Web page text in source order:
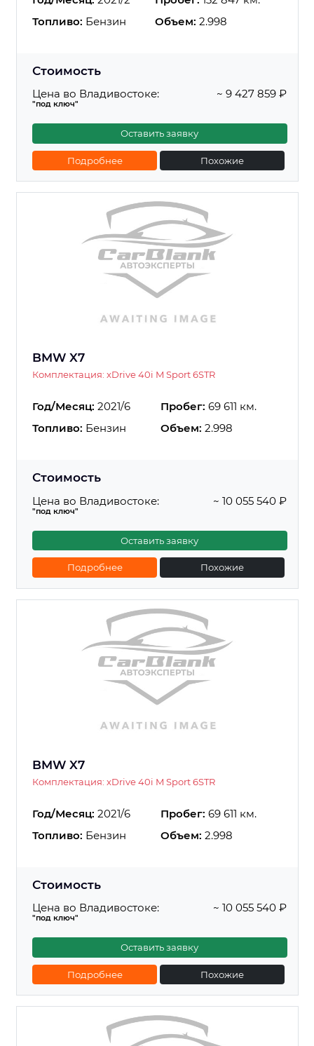
Топливо: Бензин Объем: 2.998
Стоимость
Цена во Владивостоке:
"под ключ"
~ 9 427 859 ₽
Оставить заявку
Подробнее Похожие
BMW X7
Комплектация: xDrive 40i M Sport 6STR
Год/Месяц: 2021/6 Пробег: 69 611 км.
Топливо: Бензин Объем: 2.998
Стоимость
Цена во Владивостоке:
"под ключ"
~ 10 055 540 ₽
Оставить заявку
Подробнее Похожие
BMW X7
Комплектация: xDrive 40i M Sport 6STR
Год/Месяц: 2021/6 Пробег: 69 611 км.
Топливо: Бензин Объем: 2.998
Стоимость
Цена во Владивостоке:
"под ключ"
~ 10 055 540 ₽
Оставить заявку
Подробнее Похожие